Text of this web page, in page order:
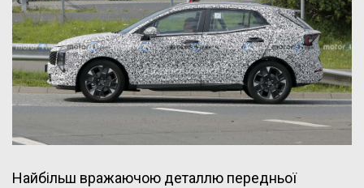
Найбільш вражаючою деталлю передньої